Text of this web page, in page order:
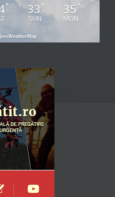
° 33 °
SUN
35 °
MON